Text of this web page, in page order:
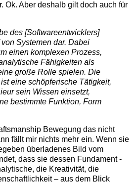
Ok. Aber deshalb gilt doch auch für
des [Softwareentwicklers]
von Systemen dar. Dabei
einen komplexen Prozess,
Fähigkeiten als
große Rolle spielen. Die
eine schöpferische Tätigkeit,
sein Wissen einsetzt,
bestimmte Funktion, Form
Bewegung das nicht
fällt mir nichts mehr ein. Wenn sie
überladenes Bild vom
dass sie dessen Fundament -
die Kreativität, die
– aus dem Blick